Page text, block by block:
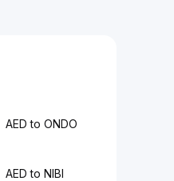
AED to ONDO
AED to NIBI